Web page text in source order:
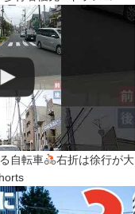
自転車
右折は徐行が大